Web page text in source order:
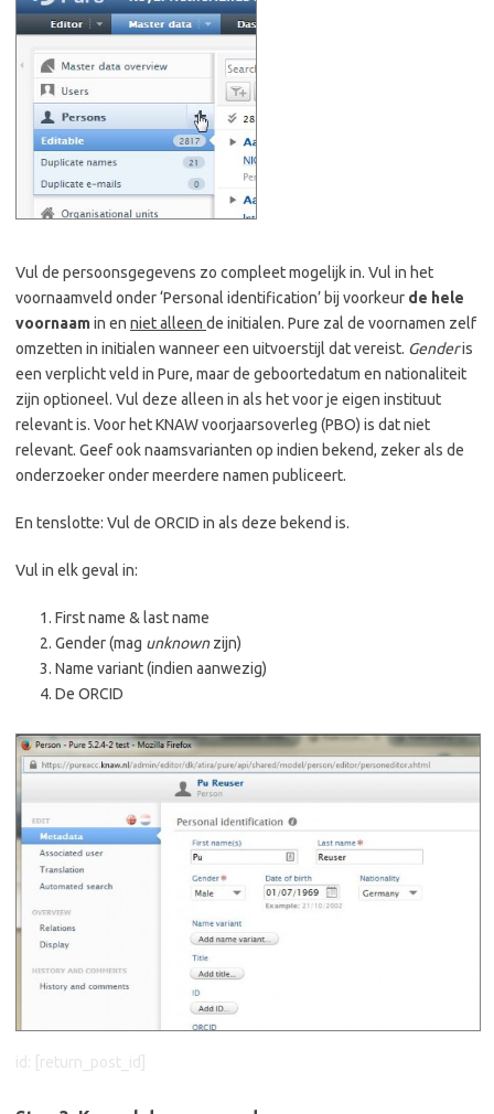
Vul de persoonsgegevens zo compleet mogelijk in. Vul in het
voornaamveld onder ‘Personal identification’ bij voorkeur de hele
voornaamin en niet alleen de initialen. Pure zal de voornamen zelf
omzetten in initialen wanneer een uitvoerstijl dat vereist. Genderis
een verplicht veld in Pure, maar de geboortedatum en nationaliteit
zijn optioneel. Vul deze alleen in als het voor je eigen instituut
relevant is. Voor het KNAW voorjaarsoverleg (PBO) is dat niet
relevant. Geef ook naamsvarianten op indien bekend, zeker als de
onderzoeker onder meerdere namen publiceert.
En tenslotte: Vul de ORCID in als deze bekend is.
Vul in elk geval in:
First name & last name
Gender (mag unknownzijn)
Name variant (indien aanwezig)
De ORCID
id: [return_post_id]